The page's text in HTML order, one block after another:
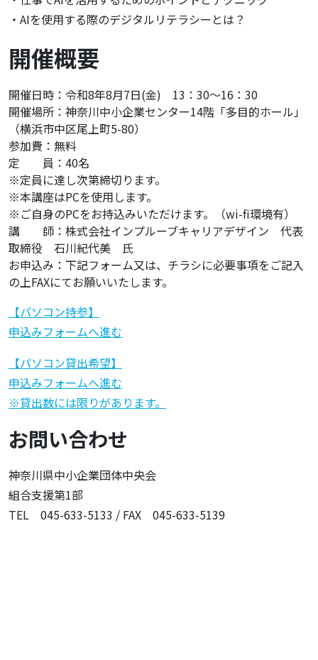
・AIを使用する際のデジタルリテラシーとは？
開催概要
開催日時：令和8年8月7日(金) 13：30～16：30
開催場所：神奈川中小企業センター14階「多目的ホール」
（横浜市中区尾上町5-80）
参加費：無料
定 員：40名
※定員に達し次第締切ります。
※本講座はPCを使用します。
※ご自身のPCをお持込みいただけます。（wi-fi環境有）
講 師：株式会社インプルーブキャリアデザイン 代表
取締役 石川紀代美 氏
お申込み：下記フォーム又は、チラシに必要事項をご記入
の上FAXにてお願いいたします。
【パソコン持参】
申込みフォームへ進む
【パソコン貸出希望】
申込みフォームへ進む
※貸出数には限りがあります。
お問い合わせ
神奈川県中小企業団体中央会
組合支援第1部
TEL 045-633-5133 / FAX 045-633-5139